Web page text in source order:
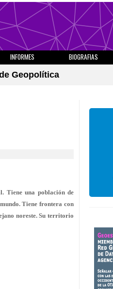
INFORMES BIOGRAFIAS
Geopolítica
Tiene una población de
Tiene frontera con
noreste. Su territorio